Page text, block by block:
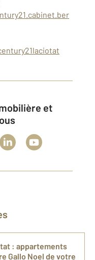
: appartements
Gallo Noel de votre